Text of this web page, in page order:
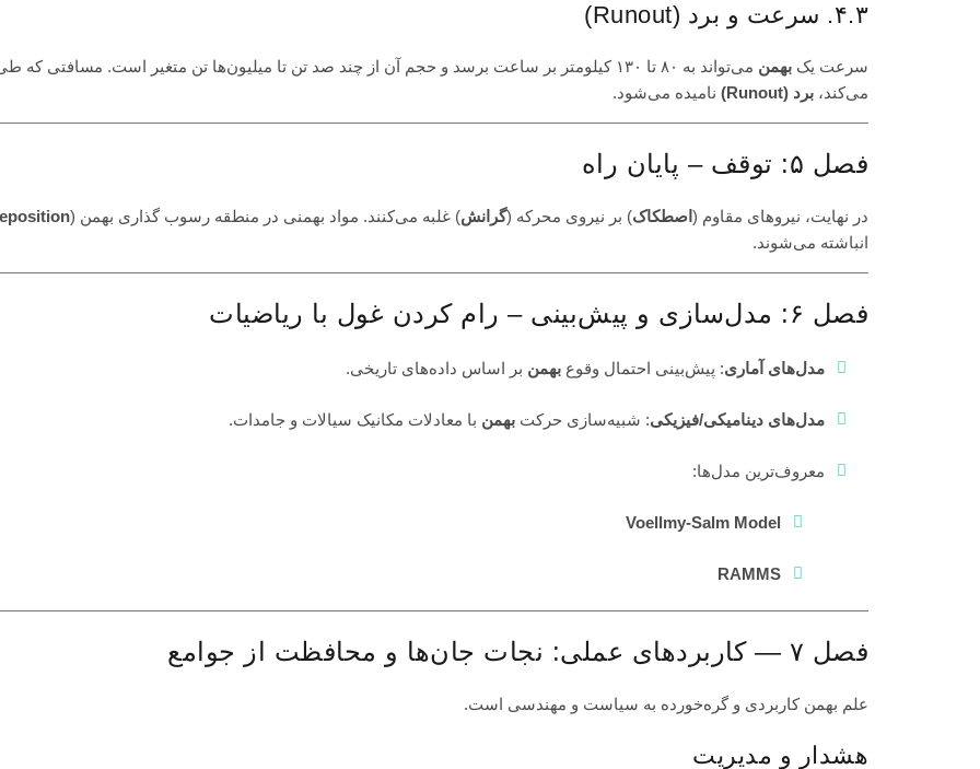
۴.۳. سرعت و برد (Runout)
سرعت یک بهمن
می‌تواند به ۸۰ تا ۱۳۰ کیلومتر بر ساعت برسد و حجم آن از چند صد تن تا میلیون‌ها تن متغیر است. مسافتی که
می‌کند، برد (Runout) نامیده می‌شود.
فصل ۵: توقف – پایان راه
در نهایت، نیروهای مقاوم ( اصطکاک) بر نیروی محرکه (گرانش) غلبه می‌کنند. مواد بهمنی در منطقه رسوب گذاری بهمن (
انباشته می‌شوند.
فصل ۶: مدل‌سازی و پیش‌بینی – رام کردن غول با ریاضیات
مدل‌های آماری: پیش‌بینی احتمال وقوع بهمن بر اساس داده‌های تاریخی.
مدل‌های دینامیکی/فیزیکی: شبیه‌سازی حرکت بهمن با معادلات مکانیک سیالات و جامدات.
معروف‌ترین مدل‌ها:
Voellmy-Salm Model
RAMMS
فصل ۷ — کاربردهای عملی: نجات جان‌ها و محافظت از جوامع
علم بهمن کاربردی و گره‌خورده به سیاست و مهندسی است.
هشدار و مدیریت